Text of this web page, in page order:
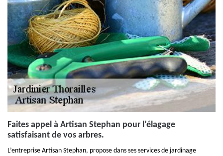
Faites appel à Artisan Stephan pour l’élagage
satisfaisant de vos arbres.
L’entreprise Artisan Stephan, propose dans ses services de jardinage